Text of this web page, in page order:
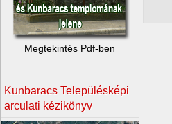
Megtekintés Pdf-ben
Kunbaracs Településképi
arculati kézikönyv